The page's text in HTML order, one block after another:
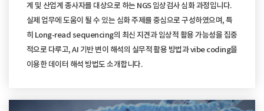
계 및 산업계 종사자를 대상으로 하는 NGS 임상검사 심화 과정입니다.
실제 업무에 도움이 될 수 있는 심화 주제를 중심으로 구성하였으며, 특
히 Long-read sequencing의 최신 지견과 임상적 활용 가능성을 집중
적으로 다루고, AI 기반 변이 해석의 실무적 활용 방법과 vibe coding을
이용한 데이터 해석 방법도 소개합니다.